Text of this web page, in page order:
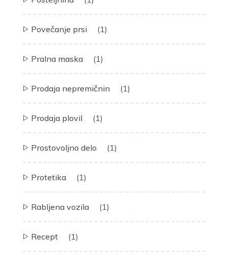
Povečanje prsi (1)
Pralna maska (1)
Prodaja nepremičnin (1)
Prodaja plovil (1)
Prostovoljno delo (1)
Protetika (1)
Rabljena vozila (1)
Recept (1)